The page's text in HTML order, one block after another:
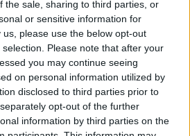
the sale, sharing to third parties, or
or sensitive information for
please use the below opt-out
Please note that after your
you may continue seeing
on personal information utilized by
disclosed to third parties prior to
opt-out of the further
information by third parties on the
amit nem tudtál Rodolforól - 114
Rodolfo
indulni a Csillag